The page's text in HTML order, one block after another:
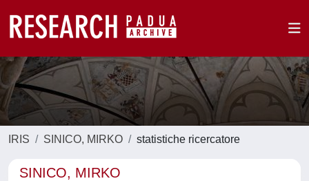
IRIS SINICO, MIRKO statistiche ricercatore
SINICO, MIRKO